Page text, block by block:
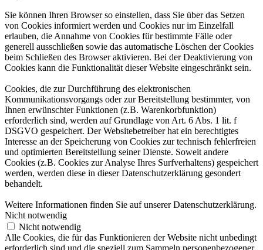
Sie können Ihren Browser so einstellen, dass Sie über das Setzen
von Cookies informiert werden und Cookies nur im Einzelfall
erlauben, die Annahme von Cookies für bestimmte Fälle oder
generell ausschließen sowie das automatische Löschen der Cookies
beim Schließen des Browser aktivieren. Bei der Deaktivierung von
Cookies kann die Funktionalität dieser Website eingeschränkt sein.
Cookies, die zur Durchführung des elektronischen
Kommunikationsvorgangs oder zur Bereitstellung bestimmter, von
Ihnen erwünschter Funktionen (z.B. Warenkorbfunktion)
erforderlich sind, werden auf Grundlage von Art. 6 Abs. 1 lit. f
DSGVO gespeichert. Der Websitebetreiber hat ein berechtigtes
Interesse an der Speicherung von Cookies zur technisch fehlerfreien
und optimierten Bereitstellung seiner Dienste. Soweit andere
Cookies (z.B. Cookies zur Analyse Ihres Surfverhaltens) gespeichert
werden, werden diese in dieser Datenschutzerklärung gesondert
behandelt.
Weitere Informationen finden Sie auf unserer Datenschutzerklärung.
Nicht notwendig
Nicht notwendig
Alle Cookies, die für das Funktionieren der Website nicht unbedingt